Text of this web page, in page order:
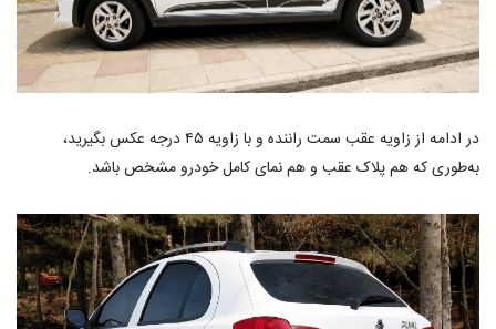
در ادامه از زاویه عقب سمت راننده و با زاویه ۴۵ درجه عکس بگیرید،
به‌طوری که هم پلاک عقب و هم نمای کامل خودرو مشخص باشد.